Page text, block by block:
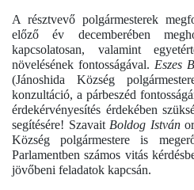
A résztvevő polgármesterek
előző év decemberében
kapcsolatosan, valamint
növelésének fontosságával. Eszes
(Jánoshida Község
konzultáció, a párbeszéd
érdekérvényesítés érdekében
segítésére! Szavait Boldog István
Község polgármestere is
Parlamentben számos vitás
jövőbeni feladatok kapcsán.